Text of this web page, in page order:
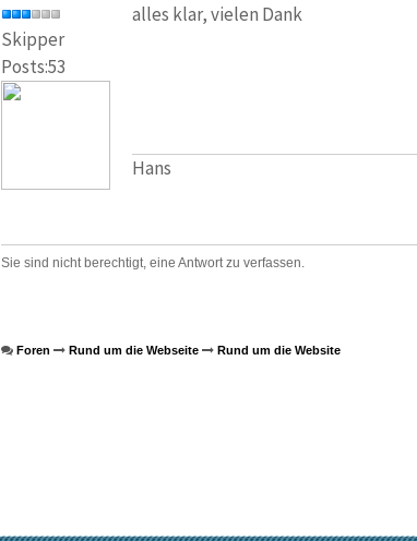
Skipper
Posts:53
alles klar, vielen Dank
Hans
Sie sind nicht berechtigt, eine Antwort zu verfassen.
Foren Rund um die Webseite Rund um die Website